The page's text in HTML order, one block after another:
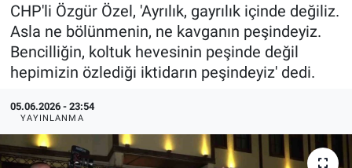
CHP'li Özgür Özel, 'Ayrılık, gayrılık içinde değiliz.
Asla ne bölünmenin, ne kavganın peşindeyiz.
Bencilliğin, koltuk hevesinin peşinde değil
hepimizin özlediği iktidarın peşindeyiz' dedi.
05.06.2026 - 23:54
YAYINLANMA
Haber Arşivi